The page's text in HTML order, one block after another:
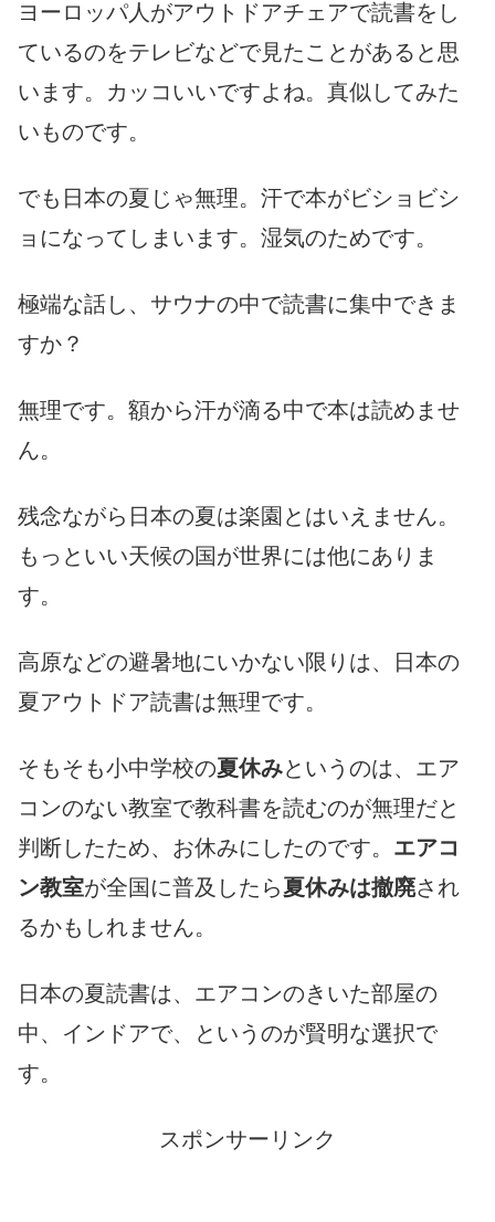
ヨーロッパ人がアウトドアチェアで読書をし
ているのをテレビなどで見たことがあると思
います。カッコいいですよね。真似してみた
いものです。
でも日本の夏じゃ無理。汗で本がビショビシ
ョになってしまいます。湿気のためです。
極端な話し、サウナの中で読書に集中できま
すか？
無理です。額から汗が滴る中で本は読めませ
ん。
残念ながら日本の夏は楽園とはいえません。
もっといい天候の国が世界には他にありま
す。
高原などの避暑地にいかない限りは、日本の
夏アウトドア読書は無理です。
そもそも小中学校の夏休みというのは、エア
コンのない教室で教科書を読むのが無理だと
判断したため、お休みにしたのです。 エアコ
ン教室が全国に普及したら夏休みは撤廃され
るかもしれません。
日本の夏読書は、エアコンのきいた部屋の
中、インドアで、というのが賢明な選択で
す。
スポンサーリンク